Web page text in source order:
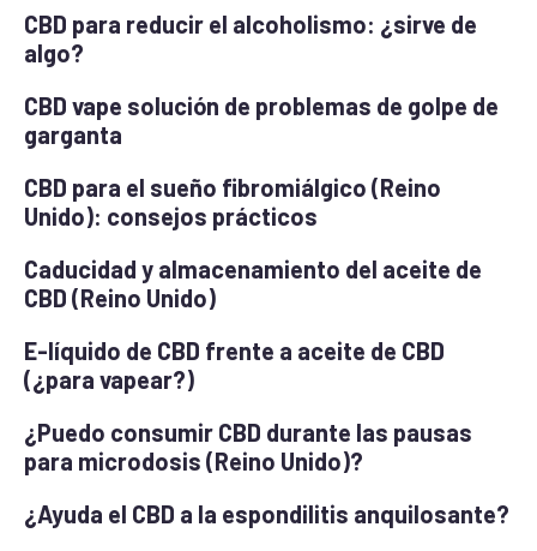
CBD para reducir el alcoholismo: ¿sirve de
algo?
CBD vape solución de problemas de golpe de
garganta
CBD para el sueño fibromiálgico (Reino
Unido): consejos prácticos
Caducidad y almacenamiento del aceite de
CBD (Reino Unido)
E-líquido de CBD frente a aceite de CBD
(¿para vapear?)
¿Puedo consumir CBD durante las pausas
para microdosis (Reino Unido)?
¿Ayuda el CBD a la espondilitis anquilosante?